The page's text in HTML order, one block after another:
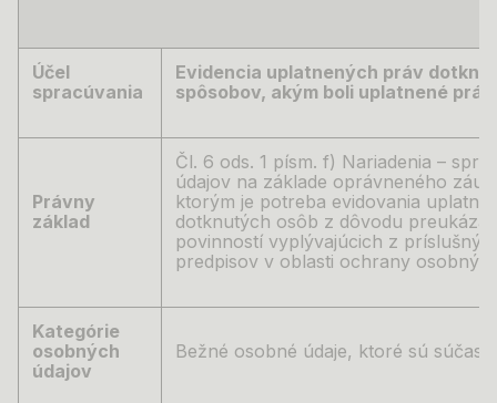
Účel
spracúvania
Evidencia uplatnených práv
spôsobov, akým boli uplatnené
Právny
základ
Čl. 6 ods. 1 písm. f) Nariadenia –
údajov na základe oprávneného
ktorým je potreba evidovania
dotknutých osôb z dôvodu
povinností vyplývajúcich z
predpisov v oblasti ochrany
Kategórie
osobných
údajov
Bežné osobné údaje, ktoré sú